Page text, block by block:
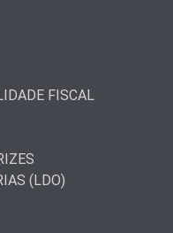
FISCAL
(LDO)